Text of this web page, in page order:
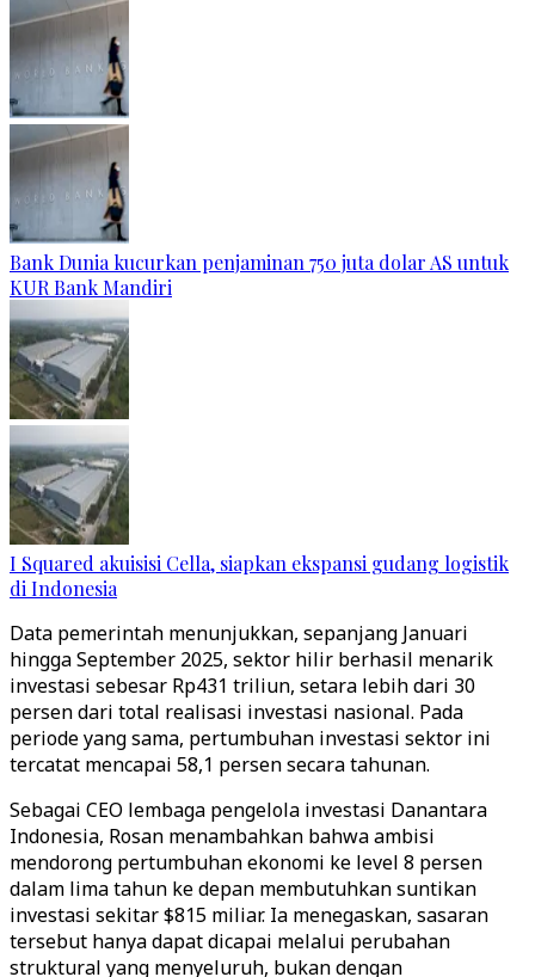
Bank Dunia kucurkan penjaminan 750 juta dolar AS untuk
KUR Bank Mandiri
I Squared akuisisi Cella, siapkan ekspansi gudang logistik
di Indonesia
Data pemerintah menunjukkan, sepanjang Januari
hingga September 2025, sektor hilir berhasil menarik
investasi sebesar Rp431 triliun, setara lebih dari 30
persen dari total realisasi investasi nasional. Pada
periode yang sama, pertumbuhan investasi sektor ini
tercatat mencapai 58,1 persen secara tahunan.
Sebagai CEO lembaga pengelola investasi Danantara
Indonesia, Rosan menambahkan bahwa ambisi
mendorong pertumbuhan ekonomi ke level 8 persen
dalam lima tahun ke depan membutuhkan suntikan
investasi sekitar $815 miliar. Ia menegaskan, sasaran
tersebut hanya dapat dicapai melalui perubahan
struktural yang menyeluruh, bukan dengan